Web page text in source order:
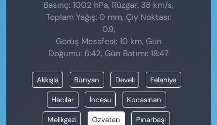
Basınç: 1002 hPa, Rüzgar: 38 km/s,
Toplam Yağış: 0 mm, Çiy Noktası:
0.9,
Görüş Mesafesi: 10 km, Gün
Doğumu: 6:42, Gün Batımı: 18:47
Akkışla Bünyan Develi Felahiye
Hacılar İncesu Kocasinan
Melikgazi Özvatan Pınarbaşı